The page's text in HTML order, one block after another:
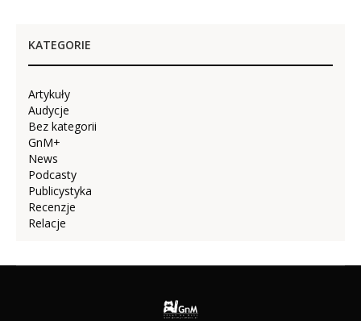
KATEGORIE
Artykuły
Audycje
Bez kategorii
GnM+
News
Podcasty
Publicystyka
Recenzje
Relacje